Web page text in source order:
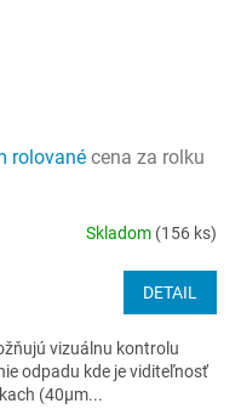
rolované cena za rolku
Skladom (156 ks)
DETAIL
vizuálnu kontrolu
odpadu kde je viditeľnosť
(40µm...